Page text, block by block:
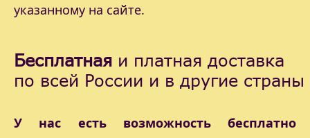
указанному на сайте.
Бесплатная и платная доставка
по всей России и в другие страны
У нас есть возможность бесплатно